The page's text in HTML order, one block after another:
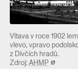
Vltava v roce 1902
vlevo, vpravo
z Dívčích hradů.
Zdroj:AHMP